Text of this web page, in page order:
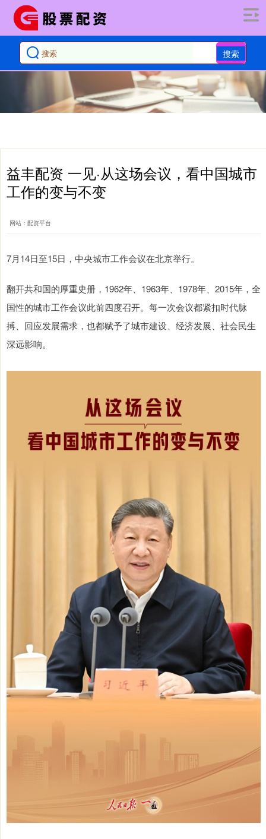
搜索
益丰配资 一见·从这场会议，看中国城市
工作的变与不变
网站：配资平台
7月14日至15日，中央城市工作会议在北京举行。
翻开共和国的厚重史册，1962年、1963年、1978年、2015年，全
国性的城市工作会议此前四度召开。每一次会议都紧扣时代脉
搏、回应发展需求，也都赋予了城市建设、经济发展、社会民生
深远影响。